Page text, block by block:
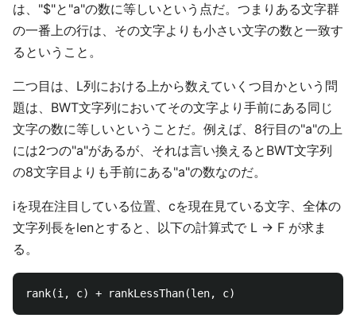
は、"$"と"a"の数に等しいという点だ。つまりある文字群
の一番上の行は、その文字よりも小さい文字の数と一致す
るということ。
二つ目は、L列における上から数えていくつ目かという問
題は、BWT文字列においてその文字より手前にある同じ
文字の数に等しいということだ。例えば、8行目の"a"の上
には2つの"a"があるが、それは言い換えるとBWT文字列
の8文字目よりも手前にある"a"の数なのだ。
iを現在注目している位置、cを現在見ている文字、全体の
文字列長をlenとすると、以下の計算式で L -> F が求ま
る。